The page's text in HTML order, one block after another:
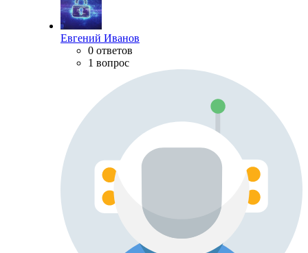
Евгений Иванов
0 ответов
1 вопрос